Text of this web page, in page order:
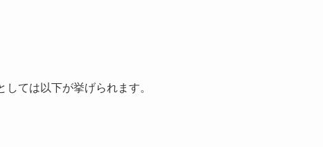
しては以下が挙げられます。